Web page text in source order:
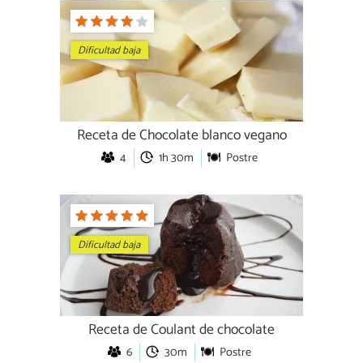
Dificultad baja
Receta de Chocolate blanco vegano
4 1h 30m Postre
Dificultad baja
Receta de Coulant de chocolate
6 30m Postre